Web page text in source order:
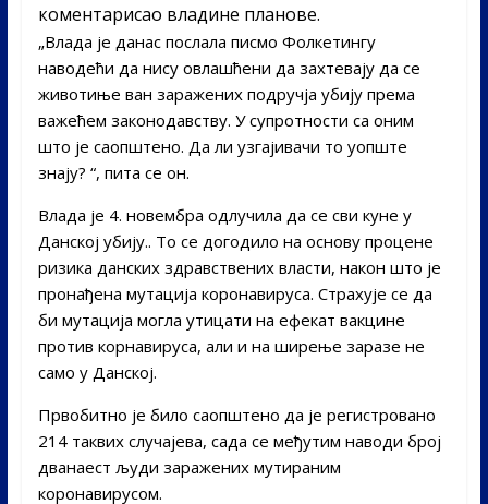
коментарисао владине планове.
„Влада је данас послала писмо Фолкетингу
наводећи да нису овлашћени да захтевају да се
животиње ван заражених подручја убију према
важећем законодавству. У супротности са оним
што је саопштено. Да ли узгајивачи то уопште
знају? “, пита се он.
Влада је 4. новембра одлучила да се сви куне у
Данској убију.. То се догодило на основу процене
ризика данских здравствених власти, након што је
пронађена мутација коронавируса. Страхује се да
би мутација могла утицати на ефекат вакцине
против корнавируса, али и на ширење заразе не
само у Данској.
Првобитно је било саопштено да је регистровано
214 таквих случајева, сада се међутим наводи број
дванаест људи заражених мутираним
коронавирусом.